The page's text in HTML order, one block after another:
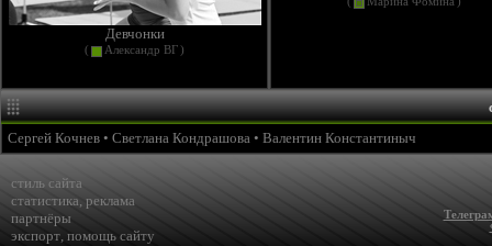
Девчонки
( Александр ВГ)
Сергей Кочнев • Светлана Кондрашова • Валентин Константиныч
стиль сайта
статистика, реклама
партнёры
экспорт, помощь сайту